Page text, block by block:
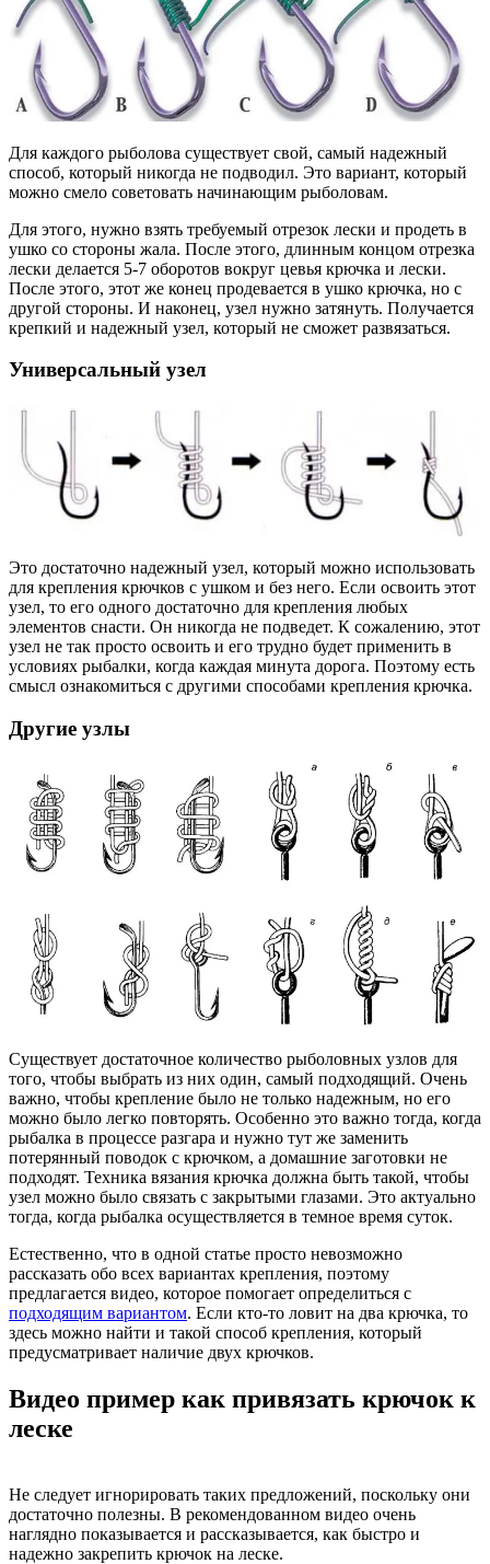
Для каждого рыболова существует свой, самый надежный
способ, который никогда не подводил. Это вариант, который
можно смело советовать начинающим рыболовам.
Для этого, нужно взять требуемый отрезок лески и продеть в
ушко со стороны жала. После этого, длинным концом отрезка
лески делается 5-7 оборотов вокруг цевья крючка и лески.
После этого, этот же конец продевается в ушко крючка, но с
другой стороны. И наконец, узел нужно затянуть. Получается
крепкий и надежный узел, который не сможет развязаться.
Универсальный узел
Это достаточно надежный узел, который можно использовать
для крепления крючков с ушком и без него. Если освоить этот
узел, то его одного достаточно для крепления любых
элементов снасти. Он никогда не подведет. К сожалению, этот
узел не так просто освоить и его трудно будет применить в
условиях рыбалки, когда каждая минута дорога. Поэтому есть
смысл ознакомиться с другими способами крепления крючка.
Другие узлы
Существует достаточное количество рыболовных узлов для
того, чтобы выбрать из них один, самый подходящий. Очень
важно, чтобы крепление было не только надежным, но его
можно было легко повторять. Особенно это важно тогда, когда
рыбалка в процессе разгара и нужно тут же заменить
потерянный поводок с крючком, а домашние заготовки не
подходят. Техника вязания крючка должна быть такой, чтобы
узел можно было связать с закрытыми глазами. Это актуально
тогда, когда рыбалка осуществляется в темное время суток.
Естественно, что в одной статье просто невозможно
рассказать обо всех вариантах крепления, поэтому
предлагается видео, которое помогает определиться с
подходящим вариантом. Если кто-то ловит на два крючка, то
здесь можно найти и такой способ крепления, который
предусматривает наличие двух крючков.
Видео пример как привязать крючок к
леске
Не следует игнорировать таких предложений, поскольку они
достаточно полезны. В рекомендованном видео очень
наглядно показывается и рассказывается, как быстро и
надежно закрепить крючок на леске.